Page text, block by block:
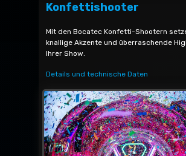
Konfettishooter
Mit den Bocatec Konfetti-Shootern
knallige Akzente und überraschende
Ihrer Show.
Details und technische Daten